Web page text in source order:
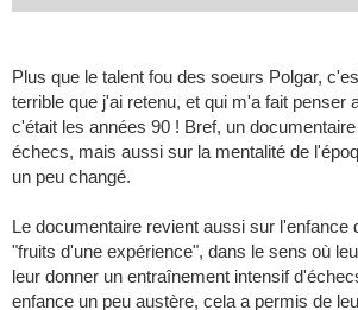
Plus que le talent fou des soeurs Polgar,
terrible que j'ai retenu, et qui m'a fait penser
c'était les années 90 ! Bref, un
échecs, mais aussi sur la mentalité de
un peu changé.
Le documentaire revient aussi sur l'enfance
"fruits d'une expérience", dans le sens où
leur donner un entraînement intensif
enfance un peu austère, cela a permis de